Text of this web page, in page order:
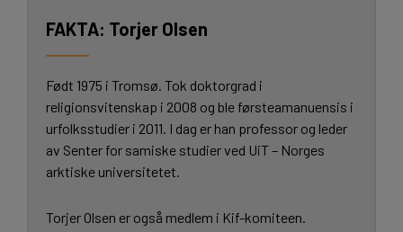
Torjer Olsen
Født 1975 i Tromsø. Tok doktorgrad i
religionsvitenskap i 2008 og ble førsteamanuensis i
urfolksstudier i 2011. I dag er han professor og leder
av Senter for samiske studier ved UiT – Norges
arktiske universitetet.
Torjer Olsen er også medlem i Kif-komiteen.